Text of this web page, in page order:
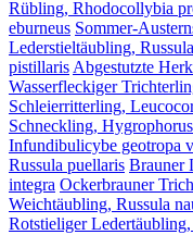
Rübling, Rhodocollybia
eburneus Sommer-
Lederstieltäubling,
pistillarisAbgestutzte
Wasserfleckiger
Schleierritterling,
Schneckling,
Infundibulicybe geotropa
Russula puellaris Brauner
integra Ockerbrauner
Weichtäubling, Russula
Rotstieliger